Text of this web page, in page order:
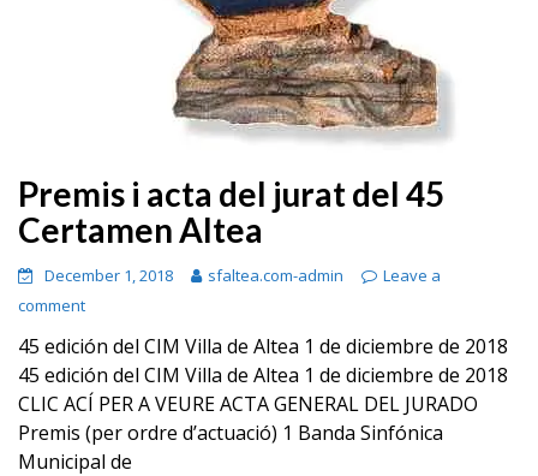
Premis i acta del jurat del 45
Certamen Altea
December 1, 2018 sfaltea.com-admin
Leave a
comment
45 edición del CIM Villa de Altea 1 de diciembre de 2018
45 edición del CIM Villa de Altea 1 de diciembre de 2018
CLIC ACÍ PER A VEURE ACTA GENERAL DEL JURADO
Premis (per ordre d’actuació) 1 Banda Sinfónica
Municipal de